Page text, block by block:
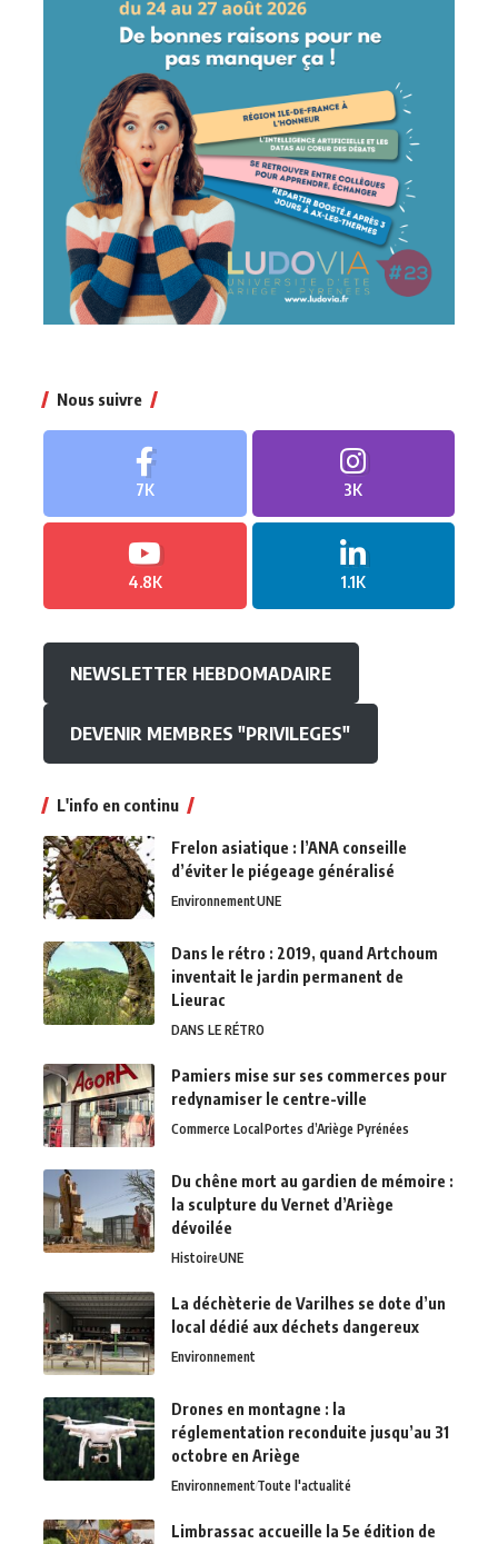
Nous suivre
7K 3K
4.8K 1.1K
NEWSLETTER HEBDOMADAIRE
DEVENIR MEMBRES "PRIVILEGES"
L'info en continu
Frelon asiatique : l’ANA conseille
d’éviter le piégeage généralisé
EnvironnementUNE
Dans le rétro : 2019, quand Artchoum
inventait le jardin permanent de
Lieurac
DANS LE RÉTRO
Pamiers mise sur ses commerces pour
redynamiser le centre-ville
Commerce LocalPortes d’Ariège Pyrénées
Du chêne mort au gardien de mémoire :
la sculpture du Vernet d’Ariège
dévoilée
HistoireUNE
La déchèterie de Varilhes se dote d’un
local dédié aux déchets dangereux
Environnement
Drones en montagne : la
réglementation reconduite jusqu’au 31
octobre en Ariège
EnvironnementToute l'actualité
Limbrassac accueille la 5e édition de